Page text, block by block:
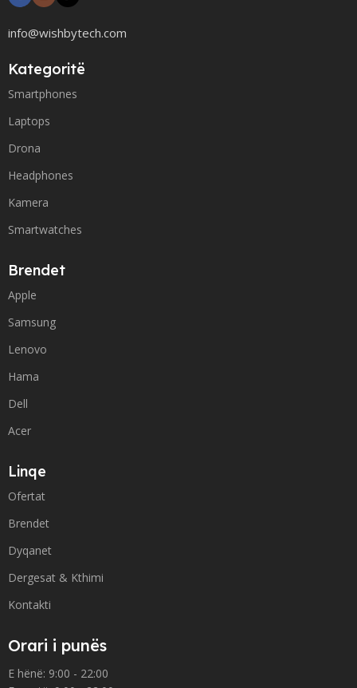
info@wishbytech.com
Kategoritë
Smartphones
Laptops
Drona
Headphones
Kamera
Smartwatches
Brendet
Apple
Samsung
Lenovo
Hama
Dell
Acer
Linqe
Ofertat
Brendet
Dyqanet
Dergesat & Kthimi
Kontakti
Orari i punës
E hënë: 9:00 - 22:00